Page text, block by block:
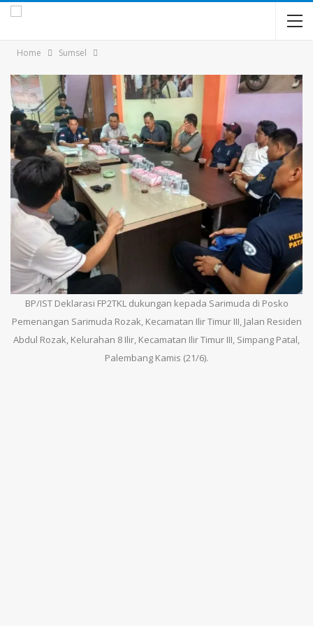
Home Sumsel
BP/IST Deklarasi FP2TKL dukungan kepada Sarimuda di Posko
Pemenangan Sarimuda Rozak, Kecamatan Ilir Timur III, Jalan Residen
Abdul Rozak, Kelurahan 8 Ilir, Kecamatan Ilir Timur III, Simpang Patal,
Palembang Kamis (21/6).